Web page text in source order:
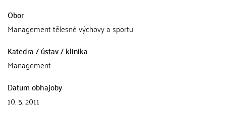
Obor
Management tělesné výchovy a sportu
Katedra / ústav / klinika
Management
Datum obhajoby
10. 5. 2011